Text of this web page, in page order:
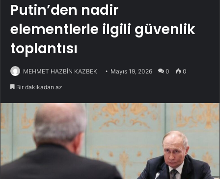
Putin’den nadir
elementlerle ilgili güvenlik
toplantısı
MEHMET HAZBİN KAZBEK Mayıs 19, 2026 0 0
Bir dakikadan az